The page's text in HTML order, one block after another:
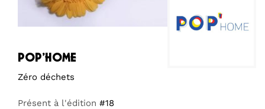
pop’home
Zéro déchets
Présent à l'édition #18